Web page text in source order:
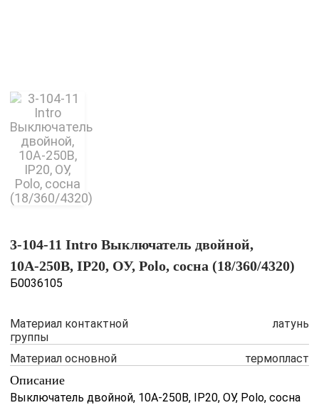
3-104-11 Intro Выключатель двойной,
10А-250В, IP20, ОУ, Polo, сосна (18/360/4320)
Б0036105
Материал контактной
группы
латунь
Материал основной термопласт
Описание
Выключатель двойной, 10А-250В, IP20, ОУ, Polo, сосна